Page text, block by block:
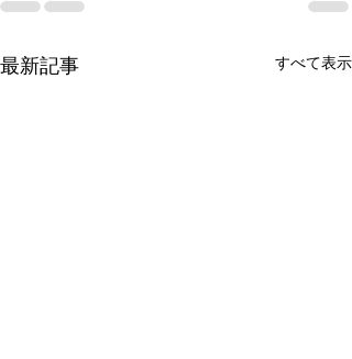
最新記事 すべて表示